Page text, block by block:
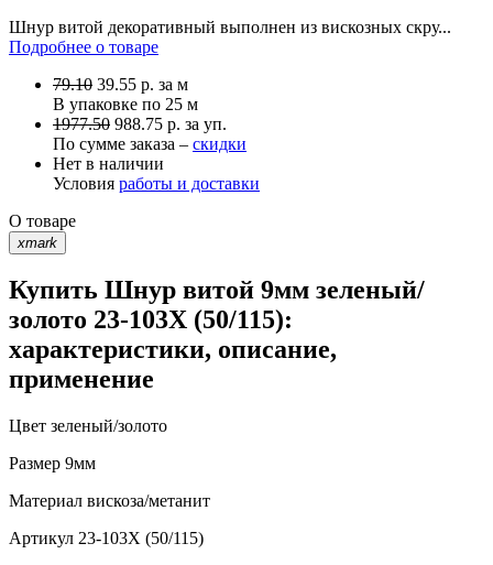
Шнур витой декоративный выполнен из вискозных скру...
Подробнее о товаре
79.10 39.55 р. за м
В упаковке по 25 м
1977.50 988.75 р. за уп.
По сумме заказа – скидки
Нет в наличии
Условия работы и доставки
О товаре
xmark
Купить Шнур витой 9мм зеленый/
золото 23-103X (50/115):
характеристики, описание,
применение
Цвет зеленый/золото
Размер 9мм
Материал вискоза/метанит
Артикул 23-103X (50/115)